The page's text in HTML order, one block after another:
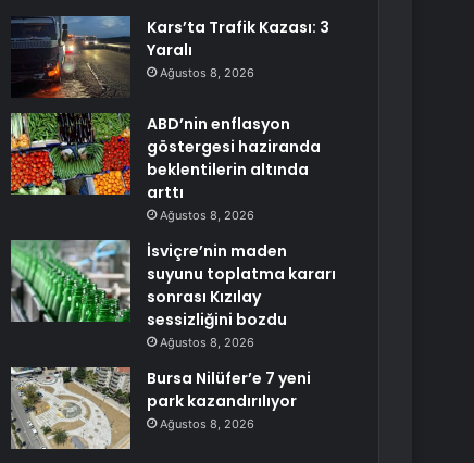
Kars’ta Trafik Kazası: 3
Yaralı
Ağustos 8, 2026
ABD’nin enflasyon
göstergesi haziranda
beklentilerin altında
arttı
Ağustos 8, 2026
İsviçre’nin maden
suyunu toplatma kararı
sonrası Kızılay
sessizliğini bozdu
Ağustos 8, 2026
Bursa Nilüfer’e 7 yeni
park kazandırılıyor
Ağustos 8, 2026